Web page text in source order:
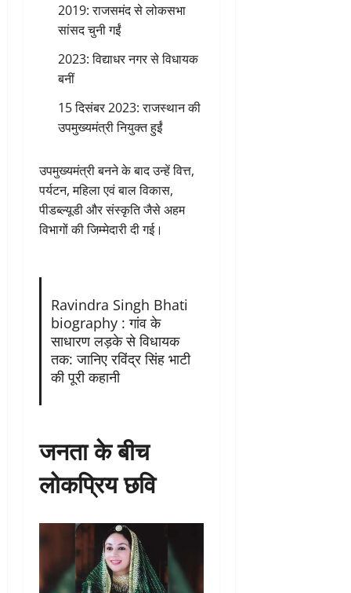
2019: राजसमंद से लोकसभा
सांसद चुनी गईं
2023: विद्याधर नगर से विधायक
बनीं
15 दिसंबर 2023: राजस्थान की
उपमुख्यमंत्री नियुक्त हुईं
उपमुख्यमंत्री बनने के बाद उन्हें वित्त,
पर्यटन, महिला एवं बाल विकास,
पीडब्ल्यूडी और संस्कृति जैसे अहम
विभागों की जिम्मेदारी दी गई।
Ravindra Singh Bhati
biography : गांव के
साधारण लड़के से विधायक
तक: जानिए रविंद्र सिंह भाटी
की पूरी कहानी
जनता के बीच
लोकप्रिय छवि